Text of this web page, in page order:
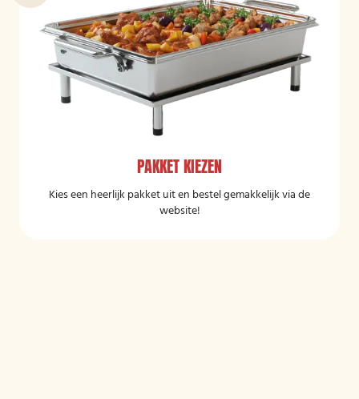
PAKKET KIEZEN
Kies een heerlijk pakket uit en bestel gemakkelijk via de
website!